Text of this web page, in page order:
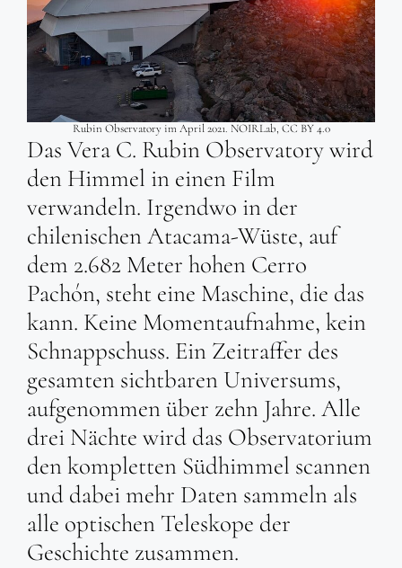
Rubin Observatory im April 2021. NOIRLab, CC BY 4.0
Das Vera C. Rubin Observatory wird
den Himmel in einen Film
verwandeln. Irgendwo in der
chilenischen Atacama-Wüste, auf
dem 2.682 Meter hohen Cerro
Pachón, steht eine Maschine, die das
kann. Keine Momentaufnahme, kein
Schnappschuss. Ein Zeitraffer des
gesamten sichtbaren Universums,
aufgenommen über zehn Jahre. Alle
drei Nächte wird das Observatorium
den kompletten Südhimmel scannen
und dabei mehr Daten sammeln als
alle optischen Teleskope der
Geschichte zusammen.